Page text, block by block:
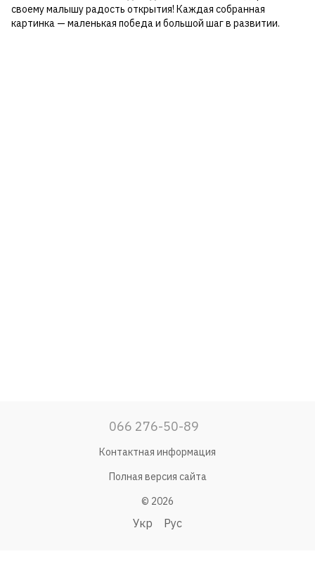
своему малышу радость открытия! Каждая собранная
картинка — маленькая победа и большой шаг в развитии.
066 276-50-89
Контактная информация
Полная версия сайта
© 2026
Укр Рус